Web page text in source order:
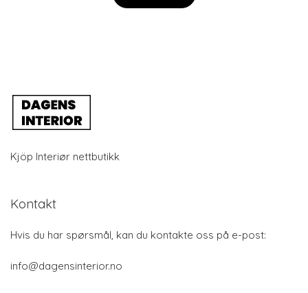
Kjöp Interiør nettbutikk
Kontakt
Hvis du har spørsmål, kan du kontakte oss på e-post:
info@dagensinterior.no